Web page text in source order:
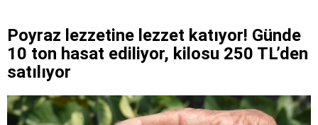
Poyraz lezzetine lezzet katıyor! Günde
10 ton hasat ediliyor, kilosu 250 TL’den
satılıyor